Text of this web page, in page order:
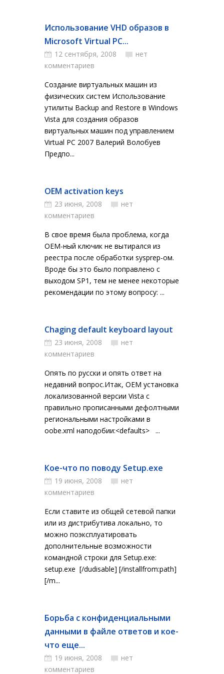
Использование VHD образов в
Microsoft Virtual PC...
12 сентября, 2008
нет
комментариев
Создание виртуальных машин из
физических систем Использование
утилиты Backup and Restore в Windows
Vista для создания образов
виртуальных машин под управлением
Virtual PC 2007 Валерий Волобуев
Предпо...
OEM activation keys
23 июня, 2008
нет
комментариев
В свое время была проблема, когда
OEM-ный ключик не вытирался из
реестра после обработки sysprep-ом.
Вроде бы это было поправлено с
выходом SP1, тем не менее некоторые
рекомендации по этому вопросу: ...
Chaging default keyboard layout
23 июня, 2008
нет
комментариев
Опять по русски и опять ответ на
недавний вопрос.Итак, OEM установка
локализованной версии Vista с
правильно прописанными дефолтными
региональными настройками в
oobe.xml наподобии:<defaults> ...
Кое-что по поводу Setup.exe
19 июня, 2008
нет
комментариев
Если ставите из общей сетевой папки
или из дистрибутива локально, то
можно поэксплуатировать
дополнительные возможности
командной строки для Setup.exe:
setup.exe [/dudisable] [/installfrom:path]
[/m...
Борьба с конфиденциальными
данными в файле ответов и кое-
что еще...
19 июня, 2008
нет
комментариев